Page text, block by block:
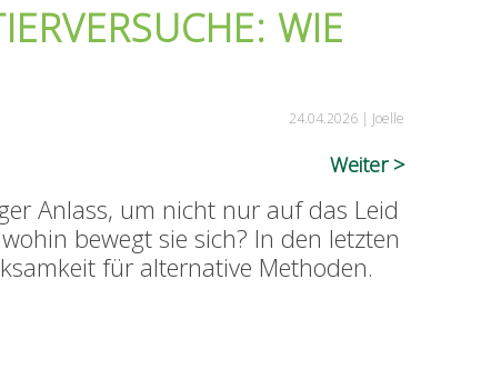
WIE
24.04.2026 | Joelle
Weiter
Anlass, um nicht nur auf das Leid
bewegt sie sich? In den letzten
für alternative Methoden.